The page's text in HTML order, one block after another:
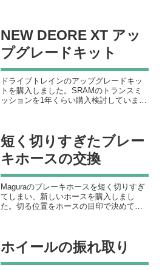
NEW DEORE XT アッ
プグレードキット
ドライブトレインのアップグレードキッ
トを購入しました。SRAMのトランスミ
ッションを1年くらい購入検討していまし
り、既存の12sユ...
短く切りすぎたブレー
キホースの交換
Maguraのブレーキホースを短く切りすぎ
てしまい、新しいホースを購入しまし
た。切る位置をホースの目印で決めてカ
ースでもハンドルは回...
ホイールの振れ取り